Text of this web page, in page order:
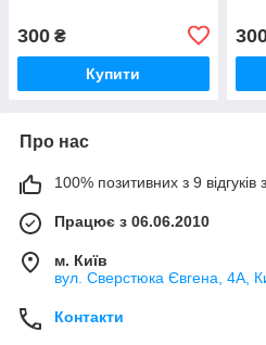
300 ₴
Купити
Про нас
100% позитивних з 9 відгуків
Працює з 06.06.2010
м. Київ
вул. Сверстюка Євгена, 4А,
Контакти